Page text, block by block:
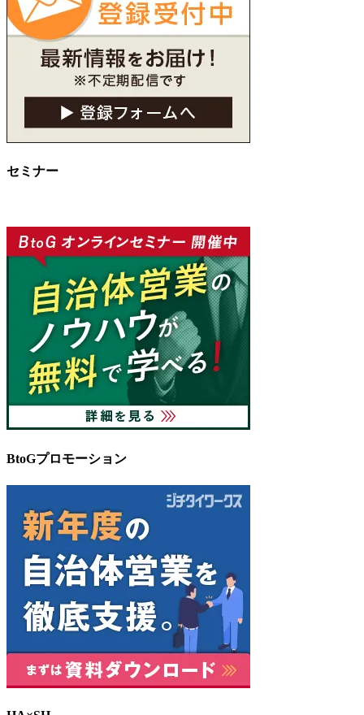
セミナー
BtoGプロモーション